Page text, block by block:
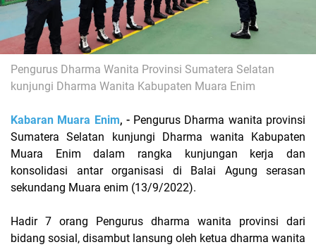
Pengurus Dharma Wanita Provinsi Sumatera Selatan
kunjungi Dharma Wanita Kabupaten Muara Enim
Kabaran Muara Enim, - Pengurus Dharma wanita provinsi
Sumatera Selatan kunjungi Dharma wanita Kabupaten
Muara Enim dalam rangka kunjungan kerja dan
konsolidasi antar organisasi di Balai Agung serasan
sekundang Muara enim (13/9/2022).
Hadir 7 orang Pengurus dharma wanita provinsi dari
bidang sosial, disambut lansung oleh ketua dharma wanita